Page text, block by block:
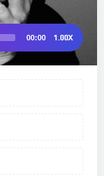
00:00 1.00X